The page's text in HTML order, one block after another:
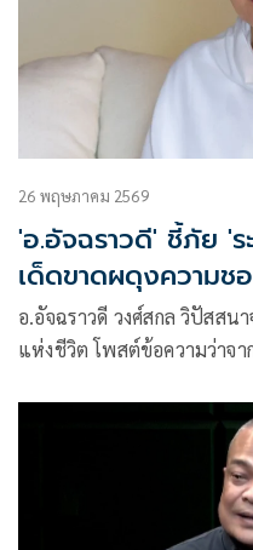
26 พฤษภาคม 2569
'อ.อัจฉราวดี' ชี้ภัย 'ร
เด็ดขาดผดุงความช
หนามไว้ตำแผ่นดิน
อ.อัจฉราวดี วงศ์สกล วิปัสสน
แห่งชีวิต โพสต์ข้อความว่าจ